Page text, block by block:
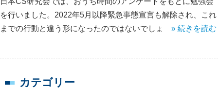
を行いました。2022年5月以降緊急事態宣言も解除され、これ
までの行動と違う形になったのではないでしょ
» 続きを読む
カテゴリー